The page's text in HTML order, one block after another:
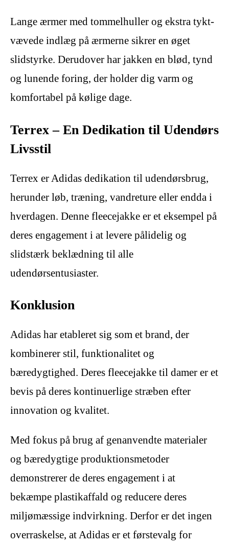
Lange ærmer med tommelhuller og ekstra tykt-
vævede indlæg på ærmerne sikrer en øget
slidstyrke. Derudover har jakken en blød, tynd
og lunende foring, der holder dig varm og
komfortabel på kølige dage.
Terrex – En Dedikation til Udendørs
Livsstil
Terrex er Adidas dedikation til udendørsbrug,
herunder løb, træning, vandreture eller endda i
hverdagen. Denne fleecejakke er et eksempel på
deres engagement i at levere pålidelig og
slidstærk beklædning til alle
udendørsentusiaster.
Konklusion
Adidas har etableret sig som et brand, der
kombinerer stil, funktionalitet og
bæredygtighed. Deres fleecejakke til damer er et
bevis på deres kontinuerlige stræben efter
innovation og kvalitet.
Med fokus på brug af genanvendte materialer
og bæredygtige produktionsmetoder
demonstrerer de deres engagement i at
bekæmpe plastikaffald og reducere deres
miljømæssige indvirkning. Derfor er det ingen
overraskelse, at Adidas er et førstevalg for